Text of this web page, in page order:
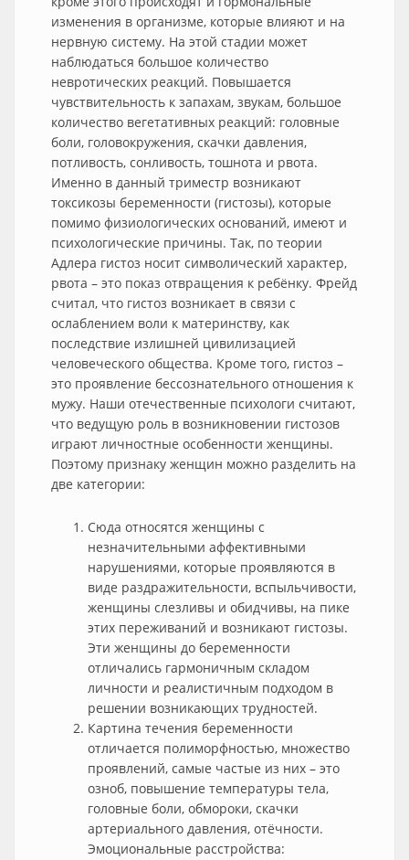
изменения в организме, которые влияют и на
нервную систему. На этой стадии может
наблюдаться большое количество
невротических реакций. Повышается
чувствительность к запахам, звукам, большое
количество вегетативных реакций: головные
боли, головокружения, скачки давления,
потливость, сонливость, тошнота и рвота.
Именно в данный триместр возникают
токсикозы беременности (гистозы), которые
помимо физиологических оснований, имеют и
психологические причины. Так, по теории
Адлера гистоз носит символический характер,
рвота – это показ отвращения к ребёнку. Фрейд
считал, что гистоз возникает в связи с
ослаблением воли к материнству, как
последствие излишней цивилизацией
человеческого общества. Кроме того, гистоз –
это проявление бессознательного отношения к
мужу. Наши отечественные психологи считают,
что ведущую роль в возникновении гистозов
играют личностные особенности женщины.
Поэтому признаку женщин можно разделить на
две категории:
Сюда относятся женщины с
незначительными аффективными
нарушениями, которые проявляются в
виде раздражительности, вспыльчивости,
женщины слезливы и обидчивы, на пике
этих переживаний и возникают гистозы.
Эти женщины до беременности
отличались гармоничным складом
личности и реалистичным подходом в
решении возникающих трудностей.
Картина течения беременности
отличается полиморфностью, множество
проявлений, самые частые из них – это
озноб, повышение температуры тела,
головные боли, обмороки, скачки
артериального давления, отёчности.
Эмоциональные расстройства: